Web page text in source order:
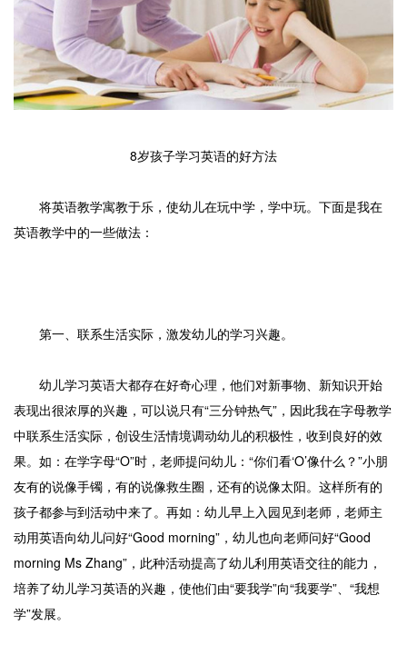
8岁孩子学习英语的好方法
将英语教学寓教于乐，使幼儿在玩中学，学中玩。下面是我在
英语教学中的一些做法：
第一、联系生活实际，激发幼儿的学习兴趣。
幼儿学习英语大都存在好奇心理，他们对新事物、新知识开始
表现出很浓厚的兴趣，可以说只有“三分钟热气”，因此我在字母教学
中联系生活实际，创设生活情境调动幼儿的积极性，收到良好的效
果。如：在学字母“O”时，老师提问幼儿：“你们看‘O’像什么？”小朋
友有的说像手镯，有的说像救生圈，还有的说像太阳。这样所有的
孩子都参与到活动中来了。再如：幼儿早上入园见到老师，老师主
动用英语向幼儿问好“Good morning”，幼儿也向老师问好“Good
morning Ms Zhang”，此种活动提高了幼儿利用英语交往的能力，
培养了幼儿学习英语的兴趣，使他们由“要我学”向“我要学”、“我想
学”发展。